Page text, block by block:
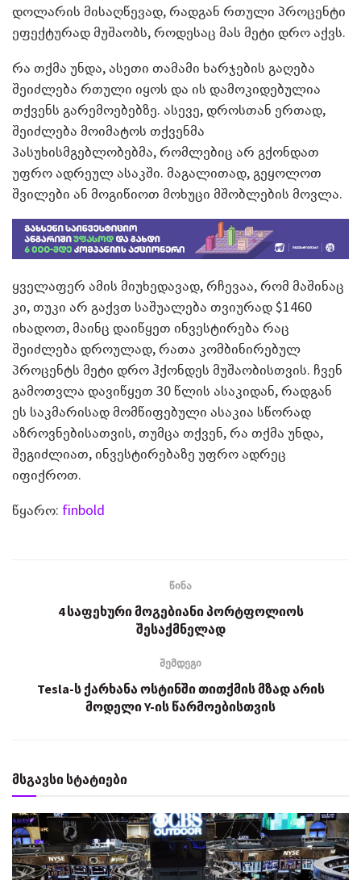
დოლარის მისაღწევად,რადგან რთული პროცენტი
ეფექტურად მუშაობს,როდესაც მას მეტი დრო აქვს.
რა თქმა უნდა,ასეთი თამამი ხარჯების გაღება
შეიძლება რთული იყოს და ის დამოკიდებულია
თქვენს გარემოებებზე. ასევე,დროსთან ერთად,
შეიძლება მოიმატოს თქვენმა
პასუხისმგებლობებმა,რომლებიც არ გქონდათ
უფრო ადრეულ ასაკში. მაგალითად, გეყოლოთ
შვილები ან მოგიწიოთ მოხუცი მშობლების მოვლა.
ყველაფერ ამის მიუხედავად,რჩევაა,რომ მაშინაც
კი,თუკი არ გაქვთ საშუალება თვიურად$1460
იხადოთ, მაინც დაიწყეთ ინვესტირება რაც
შეიძლება დროულად,რათა კომბინირებულ
პროცენტს მეტი დრო ჰქონდეს მუშაობისთვის. ჩვენ
გამოთვლა დავიწყეთ 30 წლის ასაკიდან,რადგან
ეს საკმარისად მომწიფებული ასაკია სწორად
აზროვნებისათვის,თუმცა თქვენ,რა თქმა უნდა,
შეგიძლიათ,ინვესტირებაზე უფრო ადრეც
იფიქროთ.
წყარო: finbold
წინა
4 საფეხური მოგებიანი პორტფოლიოს
შესაქმნელად
შემდეგი
Tesla-ს ქარხანა ოსტინში თითქმის მზად არის
მოდელი Y-ის წარმოებისთვის
მსგავსი სტატიები